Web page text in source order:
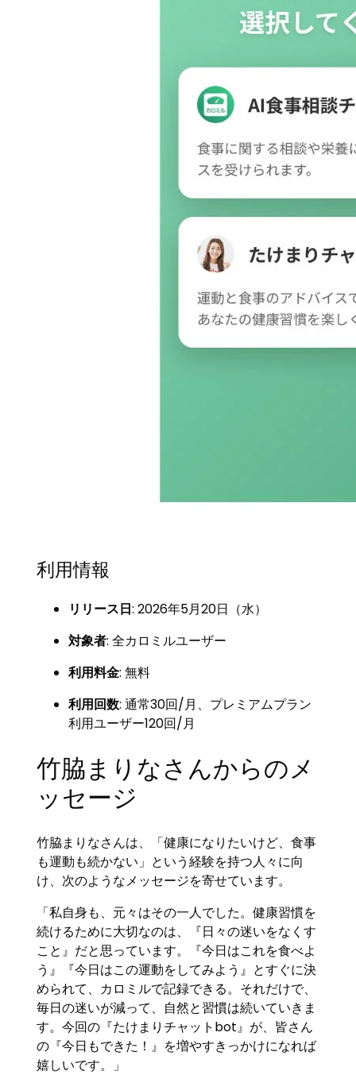
利用情報
リリース日: 2026年5月20日（水）
対象者: 全カロミルユーザー
利用料金: 無料
利用回数: 通常30回/月、プレミアムプラン
利用ユーザー120回/月
竹脇まりなさんからのメ
ッセージ
竹脇まりなさんは、「健康になりたいけど、食事
も運動も続かない」という経験を持つ人々に向
け、次のようなメッセージを寄せています。
「私自身も、元々はその一人でした。健康習慣を
続けるために大切なのは、『日々の迷いをなくす
こと』だと思っています。『今日はこれを食べよ
う』『今日はこの運動をしてみよう』とすぐに決
められて、カロミルで記録できる。それだけで、
毎日の迷いが減って、自然と習慣は続いていきま
す。今回の『たけまりチャットbot』が、皆さん
の『今日もできた！』を増やすきっかけになれば
嬉しいです。」